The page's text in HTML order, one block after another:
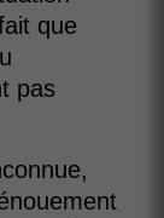
que
pas